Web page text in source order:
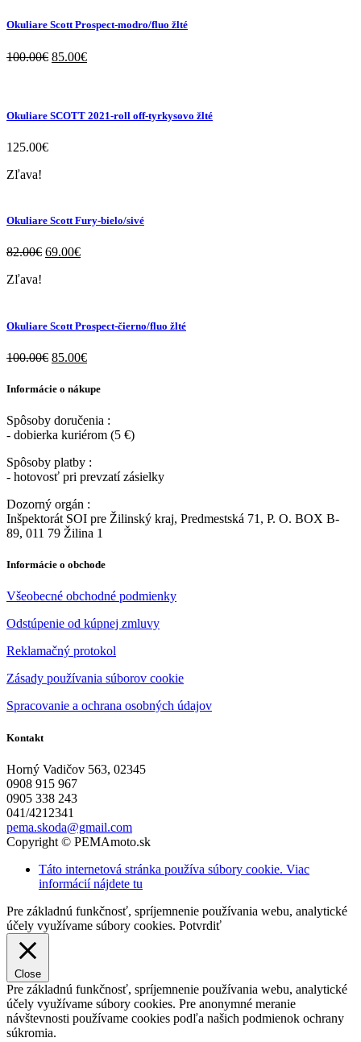
Okuliare Scott Prospect-modro/fluo žlté
100.00€ 85.00€
Okuliare SCOTT 2021-roll off-tyrkysovo žlté
125.00€
Zľava!
Okuliare Scott Fury-bielo/sivé
82.00€ 69.00€
Zľava!
Okuliare Scott Prospect-čierno/fluo žlté
100.00€ 85.00€
Informácie o nákupe
Spôsoby doručenia :
- dobierka kuriérom (5 €)
Spôsoby platby :
- hotovosť pri prevzatí zásielky
Dozorný orgán :
Inšpektorát SOI pre Žilinský kraj, Predmestská 71, P. O. BOX B-
89, 011 79 Žilina 1
Informácie o obchode
Všeobecné obchodné podmienky
Odstúpenie od kúpnej zmluvy
Reklamačný protokol
Zásady používania súborov cookie
Spracovanie a ochrana osobných údajov
Kontakt
Horný Vadičov 563, 02345
0908 915 967
0905 338 243
041/4212341
pema.skoda@gmail.com
Copyright © PEMAmoto.sk
Táto internetová stránka používa súbory cookie. Viac
informácií nájdete tu
Pre základnú funkčnosť, spríjemnenie používania webu, analytické
účely využívame súbory cookies. Potvrdiť
Close
Pre základnú funkčnosť, spríjemnenie používania webu, analytické
účely využívame súbory cookies. Pre anonymné meranie
návštevnosti používame cookies podľa našich podmienok ochrany
súkromia.